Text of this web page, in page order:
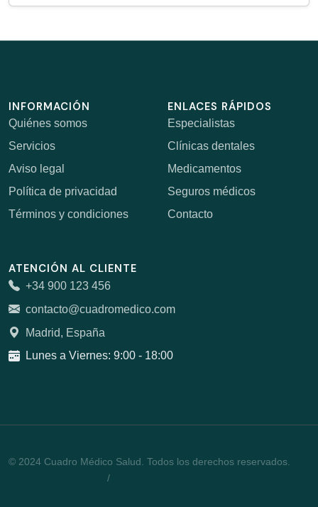
INFORMACIÓN
Quiénes somos
Servicios
Aviso legal
Política de privacidad
Términos y condiciones
ENLACES RÁPIDOS
Especialistas
Clínicas dentales
Medicamentos
Seguros médicos
Contacto
ATENCIÓN AL CLIENTE
+34 900 123 456
contacto@cuadromedico.com
Madrid, España
Lunes a Viernes: 9:00 - 18:00
© 2024 Cuadro Médico Salud. Todos los derechos reservados.
/